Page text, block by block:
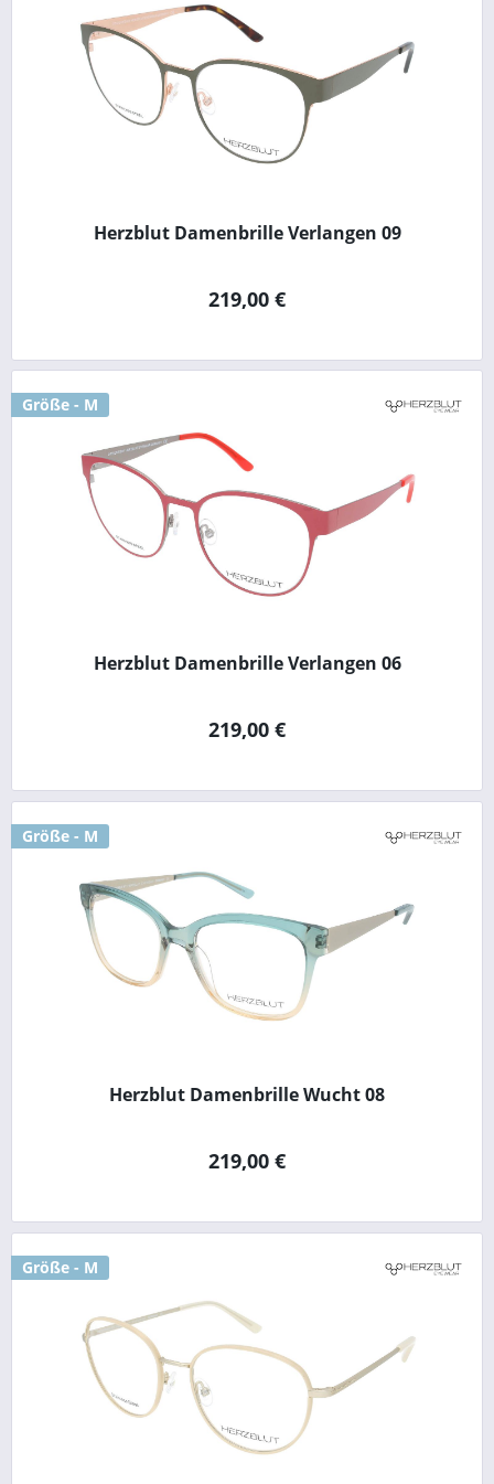
Herzblut Damenbrille Verlangen 09
219,00 €
Größe - M
Herzblut Damenbrille Verlangen 06
219,00 €
Größe - M
Herzblut Damenbrille Wucht 08
219,00 €
Größe - M